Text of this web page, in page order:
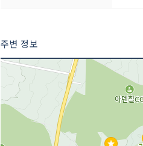
주변 정보